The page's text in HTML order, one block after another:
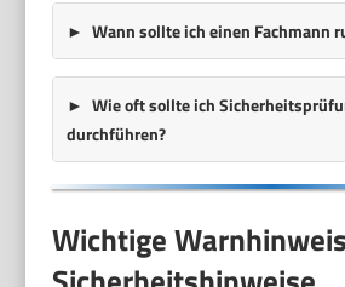
Wann sollte ich einen Fachmann
Wie oft sollte ich
durchführen?
Wichtige